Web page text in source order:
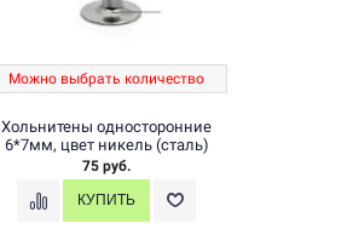
Можно выбрать количество
Хольнитены односторонние
6*7мм, цвет никель (сталь)
75 руб.